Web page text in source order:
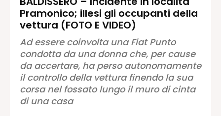
Redazione
Contatti
Lavora con noi
Pubblicità
Autoregolamentazione per la
Pubblicitá Elettorale 2026
Condizioni gener. acquisto spazi
Pramonico; illesi gli occupanti della
vettura (FOTO E VIDEO)
Ad essere coinvolta una Fiat Punto
condotta da una donna che, per cause
da accertare, ha perso autonomamente
il controllo della vettura finendo la sua
corsa nel fossato lungo il muro di cinta
di una casa